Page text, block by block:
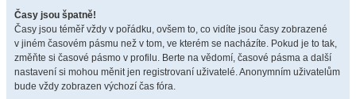
Časy jsou špatně!
Časy jsou téměř vždy v pořádku, ovšem to, co vidíte jsou časy zobrazené
v jiném časovém pásmu než v tom, ve kterém se nacházíte. Pokud je to tak,
změňte si časové pásmo v profilu. Berte na vědomí, časové pásma a další
nastavení si mohou měnit jen registrovaní uživatelé. Anonymním uživatelům
bude vždy zobrazen výchozí čas fóra.